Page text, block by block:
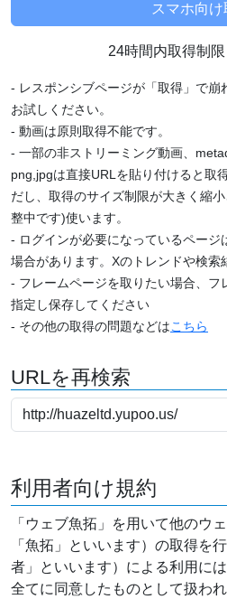
24時間内取得制
- レスポンシブページが「取得」で崩
お試しください。
- 動画は原則取得不能です。
- 一部の非ストリーミング動画、
png,jpgは直接URLを貼り付けると取
だし、取得のサイズ制限が大きく縮
整中です)使います。
- ログインが必要になっているページ
場合があります。Xのトレンドや検索
- フレームページを取りたい場合、フ
指定し保存してください
- その他の取得の問題などはこちら
URLを再検索
利用者向け規約
「ウェブ魚拓」を用いて他のウ
「魚拓」といいます）の取得を
者」といいます）による利用に
全てに同意したものとして扱われ